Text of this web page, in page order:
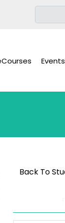
Events
Back To